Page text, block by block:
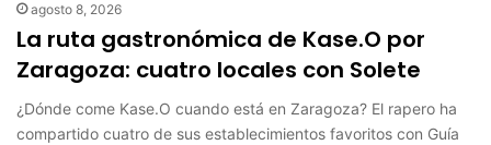
agosto 8, 2026
La ruta gastronómica de Kase.O por
Zaragoza: cuatro locales con Solete
¿Dónde come Kase.O cuando está en Zaragoza? El rapero ha
compartido cuatro de sus establecimientos favoritos con Guía